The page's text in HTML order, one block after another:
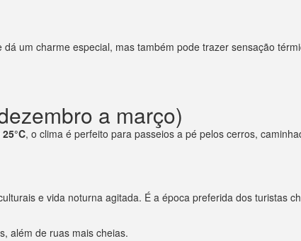
um charme especial, mas também pode trazer sensação
a março)
, o clima é perfeito para passeios a pé pelos cerros,
e vida noturna agitada. É a época preferida dos turistas
além de ruas mais cheias.